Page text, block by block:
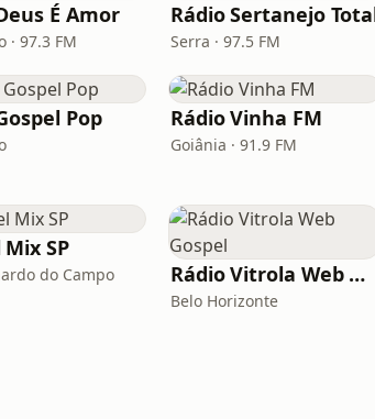
É Amor
· 97.3 FM
Rádio Sertanejo
Serra · 97.5 FM
Pop Rádio Vinha FM
Goiânia · 91.9 FM
SP
do Campo Rádio Vitrola Web Gospel
Belo Horizonte